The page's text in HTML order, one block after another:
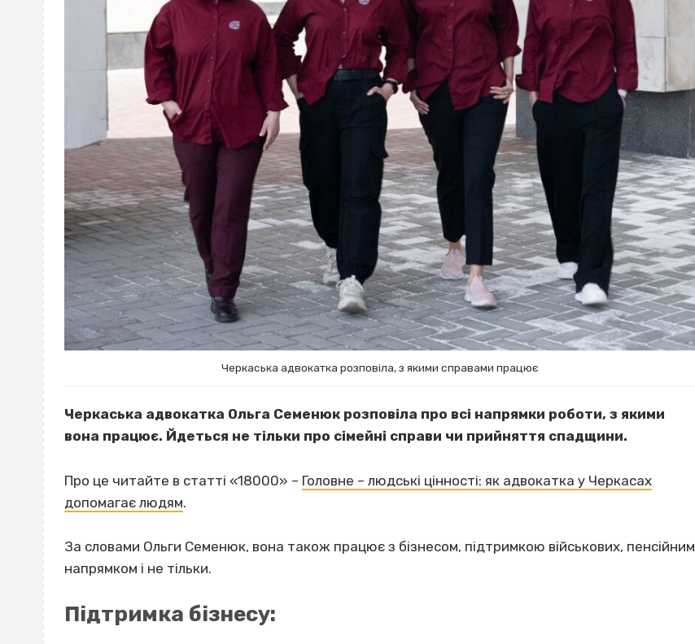
Черкаська адвокатка розповіла, з якими справами працює
Черкаська адвокатка Ольга Семенюк розповіла про всі напрямки роботи, з якими
вона працює. Йдеться не тільки про сімейні справи чи прийняття спадщини.
Про це читайте в статті «18000» – Головне – людські цінності: як адвокатка у Черкасах
допомагає людям.
За словами Ольги Семенюк, вона також працює з бізнесом, підтримкою військових, пенсійним
напрямком і не тільки.
Підтримка бізнесу: